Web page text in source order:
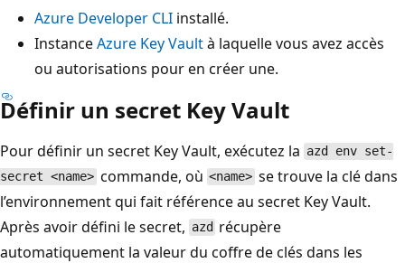
Azure Developer CLI installé.
InstanceAzure Key Vaultà laquelle vous avez accès
ou autorisations pour en créer une.
Définir un secret Key Vault
Pour définir un secret Key Vault, exécutez la azd env set-
secret <name> commande, où <name> se trouve la clé dans
l’environnement qui fait référence au secret Key Vault.
Après avoir défini le secret, azd récupère
automatiquement la valeur du coffre de clés dans les